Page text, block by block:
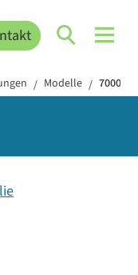
/ Modelle /